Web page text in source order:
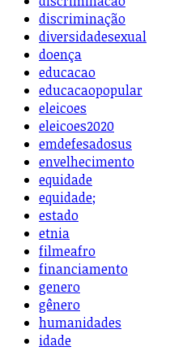
discriminação
diversidadesexual
doença
educacao
educacaopopular
eleicoes
eleicoes2020
emdefesadosus
envelhecimento
equidade
equidade;
estado
etnia
filmeafro
financiamento
genero
gênero
humanidades
idade